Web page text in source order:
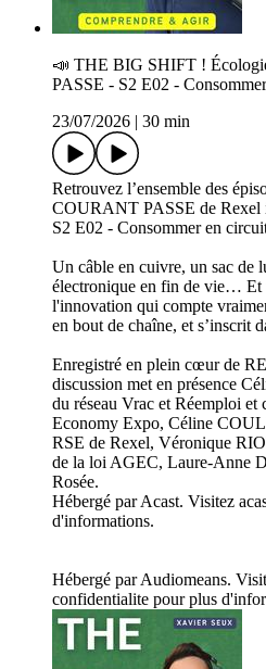
📣 T­HE BIG SHIFT !
PASSE - S2 E02 -
23/07/2026
30 min
Retrouvez l’ensemble des
COURANT PASSE de Rexel
S2 E02 - Consommer en
Un câble en cuivre, un sac de
électronique en fin de vie… Et
l'innovation qui compte
en bout de chaîne, et s’inscrit
Enregistré en plein cœur de
discussion met en présence
du réseau Vrac et Réemploi et
Economy Expo, Céline
RSE de Rexel, Véronique
de la loi AGEC, Laure-Anne
Rosée.
Hébergé par Acast. Visitez
d'informations.
Hébergé par Audiomeans.
confidentialite pour plus